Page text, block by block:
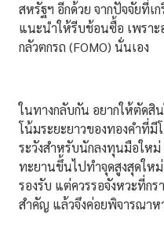
สหรัฐฯ อีกด้วย จากปัจจัยที่เ
แนะนำให้รีบช้อนซื้อ เพราะ
กลัวตกรถ (FOMO) นั่นเอง
ในทางกลับกัน อยากให้ตัดสิ
โน้มระยะยาวของทองคำที่มี
ระวังสำหรับนักลงทุนมือใหม่
ทะยานขึ้นไปทำจุดสูงสุดให
รองรับ แต่ควรรอจังหวะที่ก
สำคัญ แล้วจึงค่อยพิจารณาห